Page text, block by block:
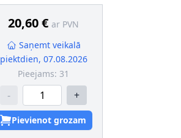
20,60 € ar PVN
Saņemt veikalā
piektdien, 07.08.2026
Pieejams: 31
- +
Pievienot grozam